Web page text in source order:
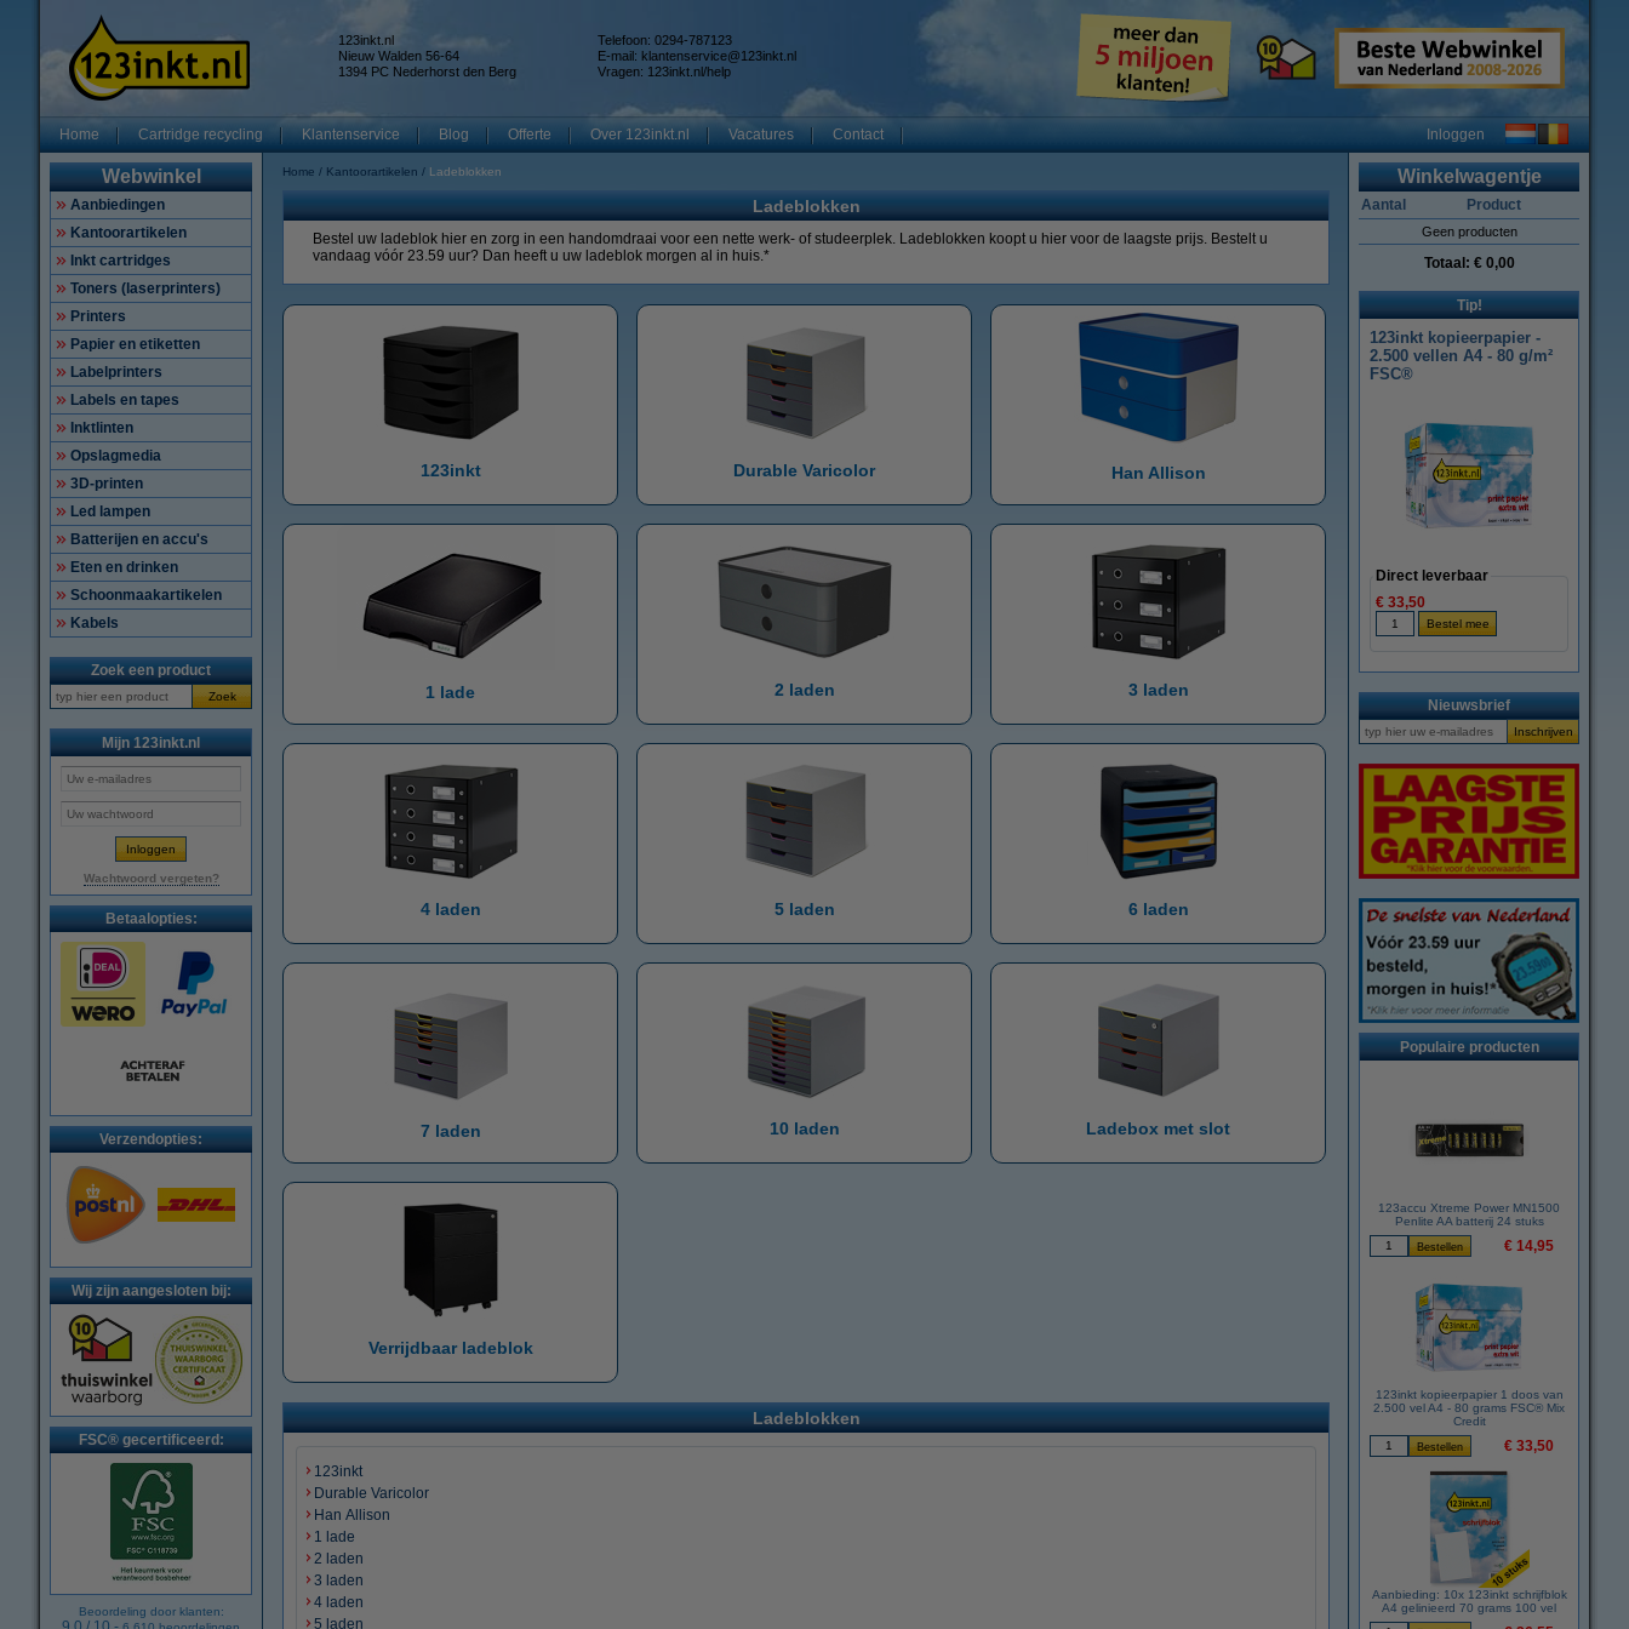
123inkt.nl
Nieuw Walden 56-64
1394 PC Nederhorst den Berg
Telefoon: 0294-787123
E-mail: klantenservice@123inkt.nl
Vragen: 123inkt.nl/help
Home Cartridge recycling Klantenservice Blog Offerte Over 123inkt.nl Vacatures Contact Inloggen
Webwinkel
Aanbiedingen
Kantoorartikelen
Inkt cartridges
Toners (laserprinters)
Printers
Papier en etiketten
Labelprinters
Labels en tapes
Inktlinten
Opslagmedia
3D-printen
Led lampen
Batterijen en accu's
Eten en drinken
Schoonmaakartikelen
Kabels
Zoek een product
Zoek
Mijn 123inkt.nl
Wachtwoord vergeten?
Betaalopties:
Verzendopties:
Wij zijn aangesloten bij:
FSC® gecertificeerd:
Beoordeling door klanten:
Home Kantoorartikelen Ladeblokken
Ladeblokken
Bestel uw ladeblok hier en zorg in een handomdraai voor een nette werk- of studeerplek. Ladeblokken koopt u hier voor de laagste prijs. Bestelt u
vandaag vóór 23.59 uur? Dan heeft u uw ladeblok morgen al in huis.*
123inkt Durable Varicolor Han Allison
1 lade 2 laden 3 laden
4 laden 5 laden 6 laden
7 laden 10 laden Ladebox met slot
Verrijdbaar ladeblok
Ladeblokken
123inkt
Durable Varicolor
Han Allison
1 lade
2 laden
3 laden
4 laden
5 laden
Winkelwagentje
Aantal Product
Geen producten
Totaal: € 0,00
Tip!
123inkt kopieerpapier -
2.500 vellen A4 - 80 g/m²
FSC®
Direct leverbaar
€ 33,50
Nieuwsbrief
Populaire producten
123accu Xtreme Power MN1500
Penlite AA batterij 24 stuks
€ 14,95
123inkt kopieerpapier 1 doos van
2.500 vel A4 - 80 grams FSC® Mix
Credit
€ 33,50
Aanbieding: 10x 123inkt schrijfblok
A4 gelinieerd 70 grams 100 vel